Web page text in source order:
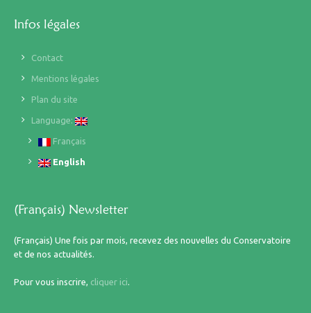
Infos légales
Contact
Mentions légales
Plan du site
Language:
Français
English
(Français) Newsletter
(Français) Une fois par mois, recevez des nouvelles du Conservatoire
et de nos actualités.
Pour vous inscrire, cliquer ici.